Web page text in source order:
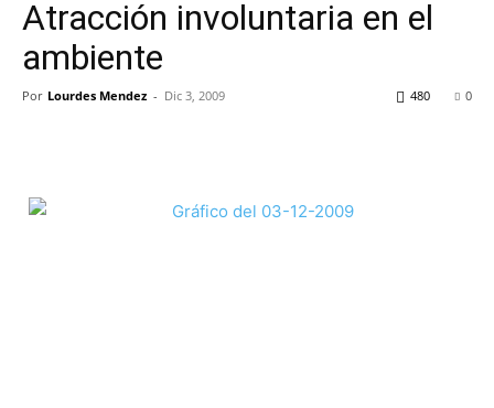
Atracción involuntaria en el
ambiente
Por Lourdes Mendez - Dic 3, 2009 0
480